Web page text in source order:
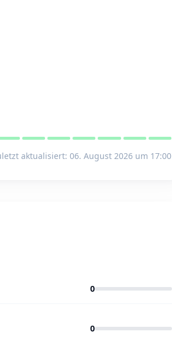
aktualisiert: 06. August 2026 um 17:00
0
0